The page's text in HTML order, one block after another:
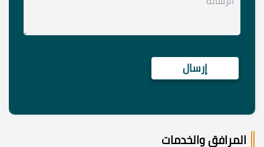
المرافق والخدمات